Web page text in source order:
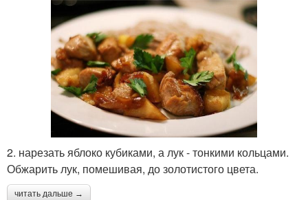
2. нарезать яблоко кубиками, а лук - тонкими кольцами.
Обжарить лук, помешивая, до золотистого цвета.
читать дальше →